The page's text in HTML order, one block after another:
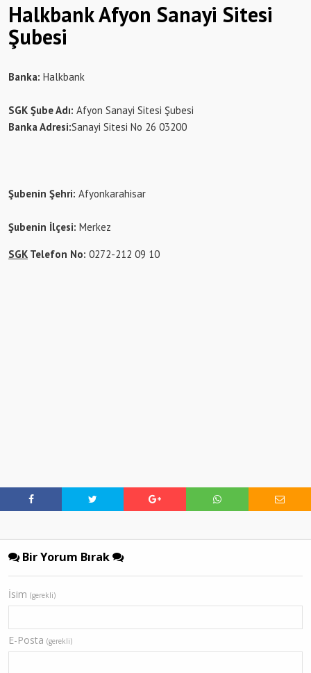
Halkbank Afyon Sanayi Sitesi
Şubesi
Banka: Halkbank
SGK Şube Adı: Afyon Sanayi Sitesi Şubesi
Banka Adresi:Sanayi Sitesi No 26 03200
Şubenin Şehri: Afyonkarahisar
Şubenin İlçesi: Merkez
SGK Telefon No: 0272-212 09 10
Bir Yorum Bırak
İsim (gerekli)
E-Posta (gerekli)